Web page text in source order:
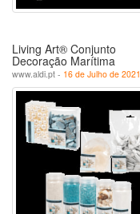
Living Art® Conjunto
Decoração Marítima
www.aldi.pt - 16 de Julho de 2021